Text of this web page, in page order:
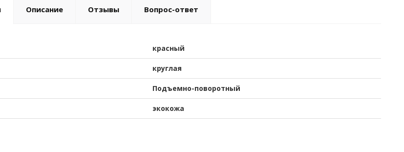
Описание Отзывы Вопрос-ответ
красный
круглая
Подъемно-поворотный
экокожа